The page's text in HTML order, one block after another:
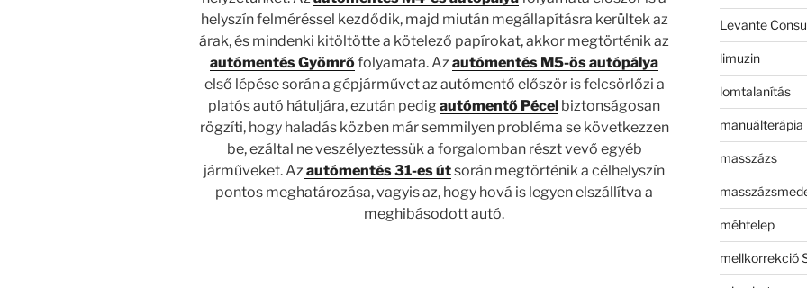
helyszín felméréssel kezdődik, majd miután megállapításra kerültek az
árak, és mindenki kitöltötte a kötelező papírokat, akkor megtörténik az
autómentés Gyömrőfolyamata. Azautómentés M5-ös autópálya
első lépése során a gépjárművet az autómentő először is felcsörlőzi a
platós autó hátuljára, ezután pedigautómentő Pécel biztonságosan
rögzíti, hogy haladás közben már semmilyen probléma se következzen
be, ezáltal ne veszélyeztessük a forgalomban részt vevő egyéb
járműveket. Azautómentés 31-es útsorán megtörténik a célhelyszín
pontos meghatározása, vagyis az, hogy hová is legyen elszállítva a
meghibásodott autó.
Levante
limuzin
lomtalanítás
manuálterápia
masszázs
méhtelep
mellkorrekció